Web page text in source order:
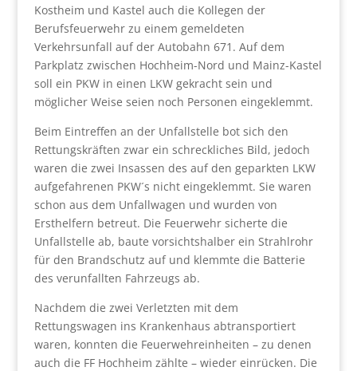
Kostheim und Kastel auch die Kollegen der
Berufsfeuerwehr zu einem gemeldeten
Verkehrsunfall auf der Autobahn 671. Auf dem
Parkplatz zwischen Hochheim-Nord und Mainz-Kastel
soll ein PKW in einen LKW gekracht sein und
möglicher Weise seien noch Personen eingeklemmt.
Beim Eintreffen an der Unfallstelle bot sich den
Rettungskräften zwar ein schreckliches Bild, jedoch
waren die zwei Insassen des auf den geparkten LKW
aufgefahrenen PKW´s nicht eingeklemmt. Sie waren
schon aus dem Unfallwagen und wurden von
Ersthelfern betreut. Die Feuerwehr sicherte die
Unfallstelle ab, baute vorsichtshalber ein Strahlrohr
für den Brandschutz auf und klemmte die Batterie
des verunfallten Fahrzeugs ab.
Nachdem die zwei Verletzten mit dem
Rettungswagen ins Krankenhaus abtransportiert
waren, konnten die Feuerwehreinheiten – zu denen
auch die FF Hochheim zählte – wieder einrücken. Die